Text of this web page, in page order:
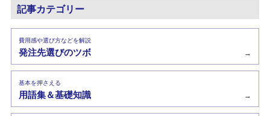
記事カテゴリー
費用感や選び方などを解説
発注先選びのツボ →
基本を押さえる
用語集＆基礎知識 →